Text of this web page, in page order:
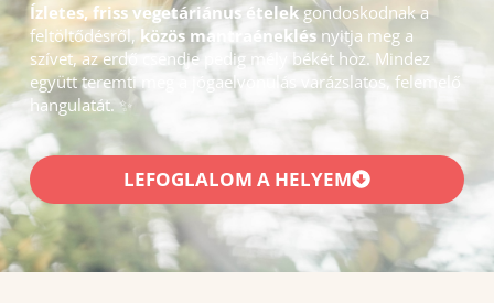
Ízletes, friss vegetáriánus ételekgondoskodnak a
feltöltődésről,közös mantraéneklés nyitja meg a
szívet, az erdő csendje pedig mély békét hoz. Mindez
együtt teremti meg a jógaelvonulás varázslatos, felemelő
hangulatát. ✨
LEFOGLALOM A HELYEM